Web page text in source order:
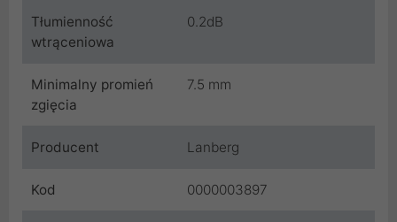
Tłumienność
wtrąceniowa
0.2dB
Minimalny promień
zgięcia
7.5 mm
Producent Lanberg
Kod 0000003897